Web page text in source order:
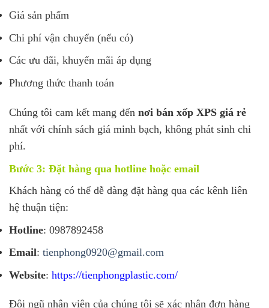
Giá sản phẩm
Chi phí vận chuyển (nếu có)
Các ưu đãi, khuyến mãi áp dụng
Phương thức thanh toán
Chúng tôi cam kết mang đến nơi bán xốp XPS giá rẻ
nhất với chính sách giá minh bạch, không phát sinh chi
phí.
Bước 3: Đặt hàng qua hotline hoặc email
Khách hàng có thể dễ dàng đặt hàng qua các kênh liên
hệ thuận tiện:
Hotline: 0987892458
Email: tienphong0920@gmail.com
Website: https://tienphongplastic.com/
Đội ngũ nhân viên của chúng tôi sẽ xác nhận đơn hàng